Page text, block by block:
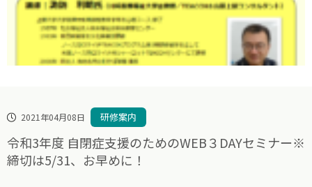
2021年04月08日 研修案内
令和3年度 自閉症支援のためのWEB３DAYセミナー※
締切は5/31、お早めに！